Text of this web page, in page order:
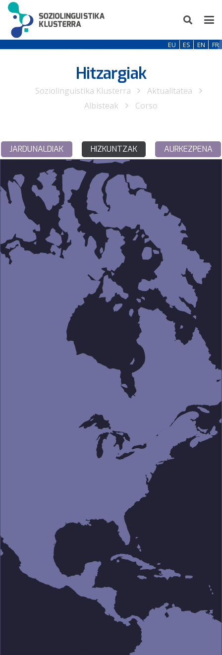
EU ES EN FR
Hitzargiak
Soziolinguistika Klusterra
Aktualitatea
Albisteak
Corso
JARDUNALDIAK HIZKUNTZAK AURKEZPENA